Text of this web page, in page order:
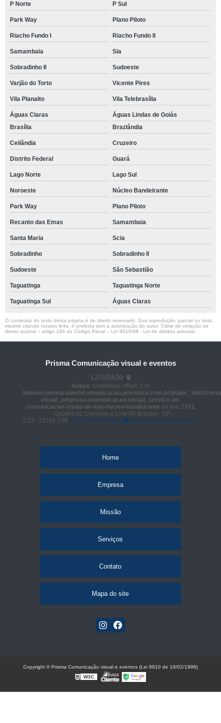
P Norte P Sul
Park Way Plano Piloto
Riacho Fundo I Riacho Fundo II
Samambaia Sia
Sobradinho II Sudoeste
Varjão do Torto Vicente Pires
Vila Planalto Vila Telebrasília
Águas Claras
Águas Lindas de Goiás
Brasília
Brazlândia
Ceilândia Cruzeiro
Distrito Federal Guará
Lago Norte Lago Sul
Noroeste Núcleo Bandeirante
Park Way Plano Piloto
Recanto das Emas Samambaia
Santa Maria Scia
Sobradinho Sobradinho ll
Sudoeste São Sebastião
Taguatinga Taguatinga Norte
Taguatinga Sul Águas Claras
O conteúdo do texto desta página é de direito reservado. Sua reprodução, parcial ou total,
mesmo citando nossos links, é proibida sem a autorização do autor. Crime de violação de
direito autoral – artigo 184 do Código Penal – Lei 9610/98 - Lei de direitos autorais
Prisma Comunicação visual e eventos
Unidade
Notice: Undefined offset: 3 in
/home/comunica/web/comunicacao.prismacv.com.br/public_html/
visual_empresa-comunicacao-visual_servico-de-
comunicacao-visual-de-loja-nucleo-bandeirante on line 1571
- Quadra 01 Conjunto e Lote 06 Brasília - DF
CEP: 72145-105
(61) 98664-2818 prisma@prismacv.com.br
Home
Empresa
Missão
Serviços
Contato
Mapa do site
Copyright © Prisma Comunicação visual e eventos (Lei 9610 de 19/02/1998)
W3C